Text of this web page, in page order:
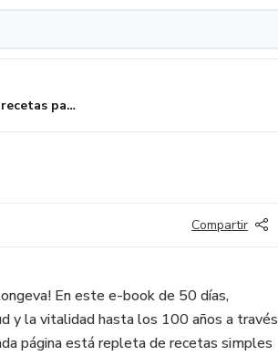
50 Días de recetas par vivir 100 años
Compartir
En este e-book de 50 días,
y la vitalidad hasta los 100 años a través
página está repleta de recetas simples